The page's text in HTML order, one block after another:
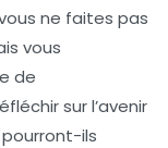
ne faites pas
vous
de
sur l’avenir
ils